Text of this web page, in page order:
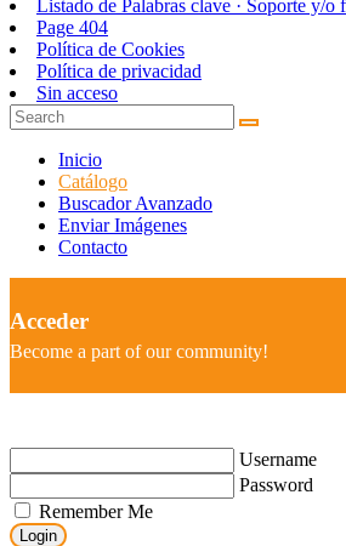
Listado de Palabras clave · Soporte y/o
Page 404
Política de Cookies
Política de privacidad
Sin acceso
Inicio
Catálogo
Buscador Avanzado
Enviar Imágenes
Contacto
Acceder
Become a part of our community!
Username
Password
Remember Me
Login